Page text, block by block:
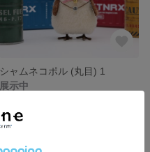
シャムネコポル (丸目) 1
展示中